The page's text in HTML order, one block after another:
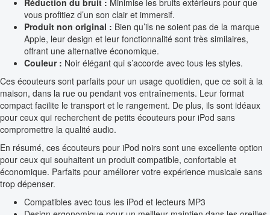
vous profitiez d’un son clair et immersif.
Produit non original : Bien qu’ils ne soient pas de la marque
Apple, leur design et leur fonctionnalité sont très similaires,
offrant une alternative économique.
Couleur : Noir élégant qui s’accorde avec tous les styles.
Ces écouteurs sont parfaits pour un usage quotidien, que ce soit à la
maison, dans la rue ou pendant vos entraînements. Leur format
compact facilite le transport et le rangement. De plus, ils sont idéaux
pour ceux qui recherchent de petits écouteurs pour iPod sans
compromettre la qualité audio.
En résumé, ces écouteurs pour iPod noirs sont une excellente option
pour ceux qui souhaitent un produit compatible, confortable et
économique. Parfaits pour améliorer votre expérience musicale sans
trop dépenser.
Compatibles avec tous les iPod et lecteurs MP3